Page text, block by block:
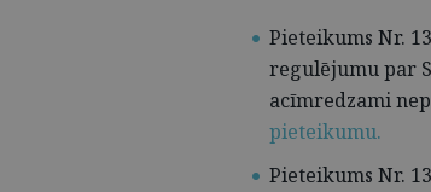
Pieteikums Nr.
regulējumu par
acīmredzami
pieteikumu.
Pieteikums Nr.